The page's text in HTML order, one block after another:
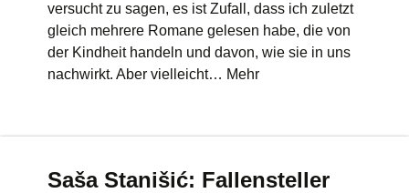
versucht zu sagen, es ist Zufall, dass ich zuletzt
gleich mehrere Romane gelesen habe, die von
der Kindheit handeln und davon, wie sie in uns
nachwirkt. Aber vielleicht… Mehr
Saša Stanišić: Fallensteller